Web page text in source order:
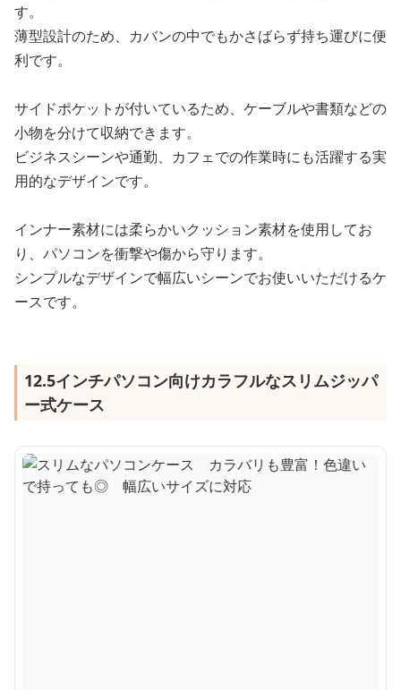
す。
薄型設計のため、カバンの中でもかさばらず持ち運びに便
利です。
サイドポケットが付いているため、ケーブルや書類などの
小物を分けて収納できます。
ビジネスシーンや通勤、カフェでの作業時にも活躍する実
用的なデザインです。
インナー素材には柔らかいクッション素材を使用してお
り、パソコンを衝撃や傷から守ります。
シンプルなデザインで幅広いシーンでお使いいただけるケ
ースです。
12.5インチパソコン向けカラフルなスリムジッパ
ー式ケース